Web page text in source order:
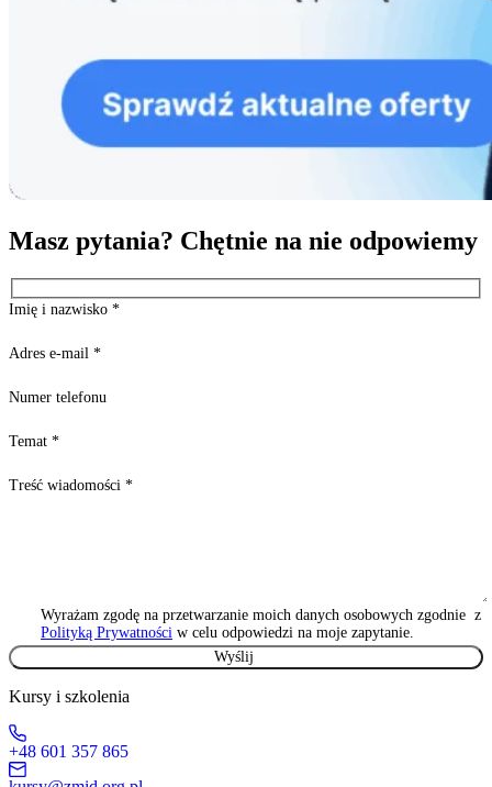
Masz pytania? Chętnie na nie odpowiemy
Imię i nazwisko *
Adres e-mail *
Numer telefonu
Temat *
Treść wiadomości *
Wyrażam zgodę na przetwarzanie moich danych osobowych zgodnie z
Polityką Prywatności w celu odpowiedzi na moje zapytanie.
Kursy i szkolenia
+48 601 357 865